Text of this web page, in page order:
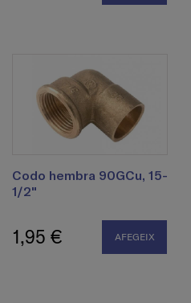
Codo hembra 90GCu, 15-
1/2"
1,95 € AFEGEIX